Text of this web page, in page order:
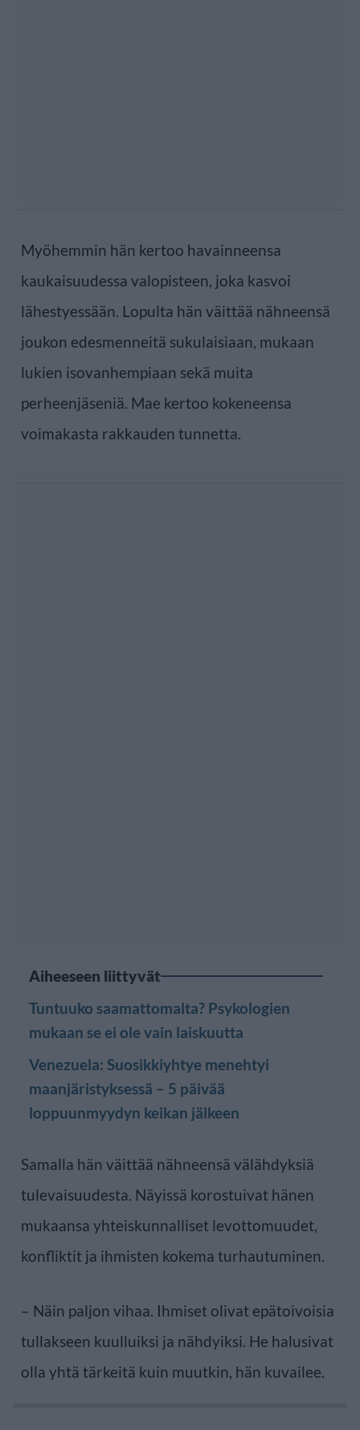
Myöhemmin hän kertoo havainneensa
kaukaisuudessa valopisteen, joka kasvoi
lähestyessään. Lopulta hän väittää nähneensä
joukon edesmenneitä sukulaisiaan, mukaan
lukien isovanhempiaan sekä muita
perheenjäseniä. Mae kertoo kokeneensa
voimakasta rakkauden tunnetta.
Aiheeseen liittyvät
Tuntuuko saamattomalta? Psykologien
mukaan se ei ole vain laiskuutta
Venezuela: Suosikkiyhtye menehtyi
maanjäristyksessä – 5 päivää
loppuunmyydyn keikan jälkeen
Samalla hän väittää nähneensä välähdyksiä
tulevaisuudesta. Näyissä korostuivat hänen
mukaansa yhteiskunnalliset levottomuudet,
konfliktit ja ihmisten kokema turhautuminen.
– Näin paljon vihaa. Ihmiset olivat epätoivoisia
tullakseen kuulluiksi ja nähdyiksi. He halusivat
olla yhtä tärkeitä kuin muutkin, hän kuvailee.